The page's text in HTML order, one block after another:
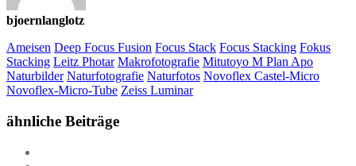
bjoernlanglotz
Ameisen Deep Focus Fusion Focus Stack Focus Stacking Fokus
Stacking Leitz Photar Makrofotografie Mitutoyo M Plan Apo
Naturbilder Naturfotografie Naturfotos Novoflex Castel-Micro
Novoflex-Micro-Tube Zeiss Luminar
ähnliche Beiträge